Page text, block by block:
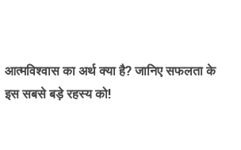
आत्मविश्वास का अर्थ क्या है? जानिए सफलता के
इस सबसे बड़े रहस्य को!